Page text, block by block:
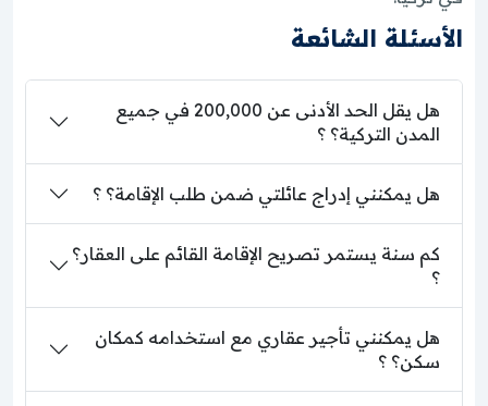
الأسئلة الشائعة
هل يقل الحد الأدنى عن 200,000 في جميع
المدن التركية؟ ؟
هل يمكنني إدراج عائلتي ضمن طلب الإقامة؟ ؟
كم سنة يستمر تصريح الإقامة القائم على العقار؟
؟
هل يمكنني تأجير عقاري مع استخدامه كمكان
سكن؟ ؟